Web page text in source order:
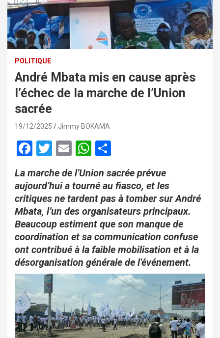
POLITIQUE
André Mbata mis en cause après
l’échec de la marche de l’Union
sacrée
19/12/2025 Jimmy BOKAMA
F
ce
b
o
o
k
T
wi
tt
er
E
m
ail
W
h
at
s
A
p
p
ta
g
er
La marche de l’Union sacrée prévue
aujourd’hui a tourné au fiasco, et les
critiques ne tardent pas à tomber sur André
Mbata, l’un des organisateurs principaux.
Beaucoup estiment que son manque de
coordination et sa communication confuse
ont contribué à la faible mobilisation et à la
désorganisation générale de l’événement.